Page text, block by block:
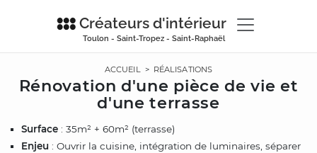
Créateurs d'intérieur
Toulon - Saint-Tropez - Saint-Raphaël
ACCUEIL> RÉALISATIONS
Rénovation d'une pièce de vie et
d'une terrasse
Surface : 35m² + 60m² (terrasse)
Enjeu : Ouvrir la cuisine, intégration de luminaires, séparer